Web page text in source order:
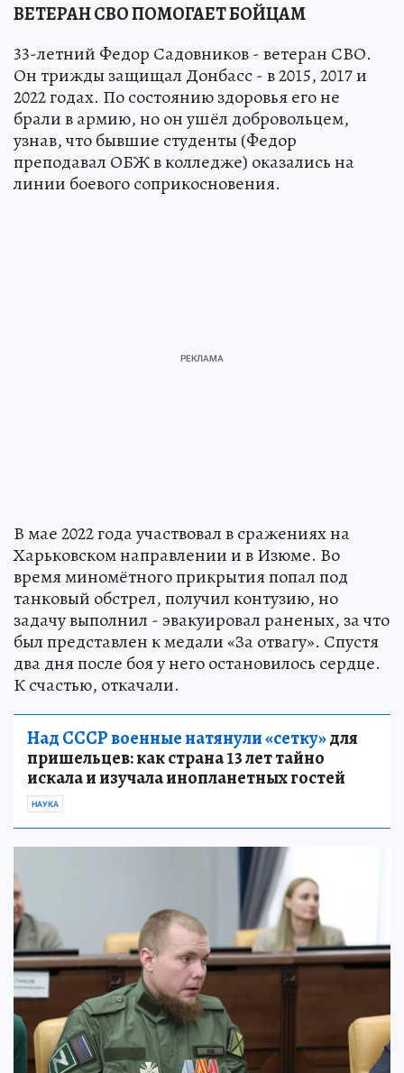
ВЕТЕРАН СВО ПОМОГАЕТ БОЙЦАМ
33-летний Федор Садовников - ветеран СВО.
Он трижды защищал Донбасс - в 2015, 2017 и
2022 годах. По состоянию здоровья его не
брали в армию, но он ушёл добровольцем,
узнав, что бывшие студенты (Федор
преподавал ОБЖ в колледже) оказались на
линии боевого соприкосновения.
В мае 2022 года участвовал в сражениях на
Харьковском направлении и в Изюме. Во
время миномётного прикрытия попал под
танковый обстрел, получил контузию, но
задачу выполнил - эвакуировал раненых, за что
был представлен к медали «За отвагу». Спустя
два дня после боя у него остановилось сердце.
К счастью, откачали.
Над СССР военные натянули «сетку»для
пришельцев: как страна 13 лет тайно
искала и изучала инопланетных гостей
НАУКА